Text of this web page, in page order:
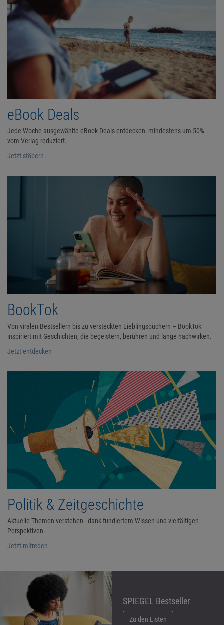
eBook Deals
Jede Woche ausgewählte eBook Deals entdecken: mindestens um 50%
vom Verlag reduziert.
Jetzt stöbern
BookTok
Von viralen Bestsellern bis zu versteckten Lieblingsbüchern – BookTok
inspiriert mit Geschichten, die begeistern, berühren und lange nachwirken.
Jetzt entdecken
Politik & Zeitgeschichte
Aktuelle Themen verstehen - dank fundiertem Wissen und vielfältigen
Perspektiven.
Jetzt mitreden
SPIEGEL Bestseller
Zu den Listen